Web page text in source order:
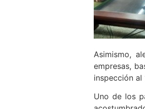
Asimismo,
empresas,
inspección al
Uno de los